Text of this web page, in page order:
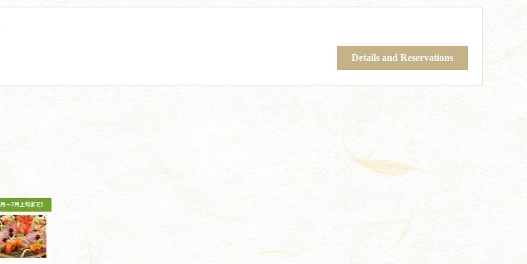
Details and Reservations